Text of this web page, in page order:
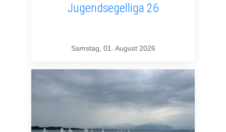
Jugendsegelliga 26
Samstag, 01. August 2026